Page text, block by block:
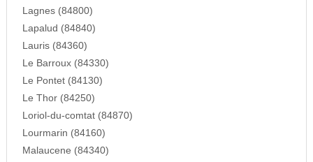
Lagnes (84800)
Lapalud (84840)
Lauris (84360)
Le Barroux (84330)
Le Pontet (84130)
Le Thor (84250)
Loriol-du-comtat (84870)
Lourmarin (84160)
Malaucene (84340)